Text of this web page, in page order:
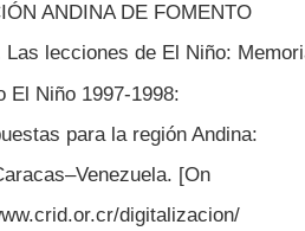
ANDINA DE FOMENTO
Las lecciones de El Niño:
El Niño 1997-1998:
para la región Andina:
[On
digitalizacion/